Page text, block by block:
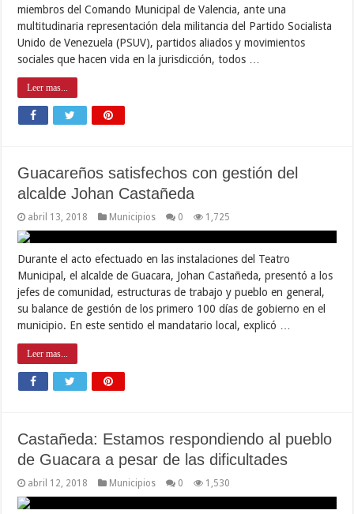
miembros del Comando Municipal de Valencia, ante una
multitudinaria representación dela militancia del Partido Socialista
Unido de Venezuela (PSUV), partidos aliados y movimientos
sociales que hacen vida en la jurisdicción, todos …
Leer mas...
Guacareños satisfechos con gestión del
alcalde Johan Castañeda
abril 13, 2018 Municipios 0 1,725
Durante el acto efectuado en las instalaciones del Teatro
Municipal, el alcalde de Guacara, Johan Castañeda, presentó a los
jefes de comunidad, estructuras de trabajo y pueblo en general,
su balance de gestión de los primero 100 días de gobierno en el
municipio. En este sentido el mandatario local, explicó …
Leer mas...
Castañeda: Estamos respondiendo al pueblo
de Guacara a pesar de las dificultades
abril 12, 2018 Municipios 0 1,530